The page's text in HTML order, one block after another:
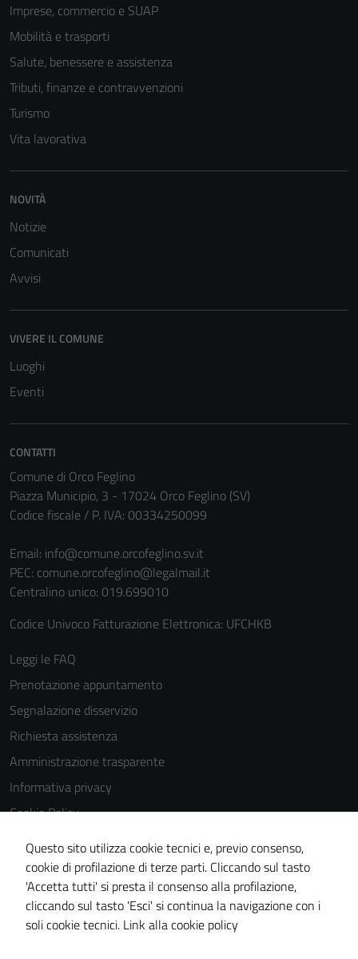
Imprese, commercio e SUAP
Mobilità e trasporti
Salute, benessere e assistenza
Tributi, finanze e contravvenzioni
Turismo
Vita lavorativa
NOVITÀ
Notizie
Comunicati
Avvisi
VIVERE IL COMUNE
Luoghi
Eventi
CONTATTI
Comune di Orco Feglino
Piazza Municipio, 3 - 17024 Orco Feglino (SV)
Codice fiscale / P. IVA: 00334250099
Email: info@comune.orcofeglino.sv.it
PEC: comune.orcofeglino@legalmail.it
Centralino unico: 019.699010
Codice Univoco Fatturazione Elettronica: UFCHKB
Leggi le FAQ
Prenotazione appuntamento
Segnalazione disservizio
Richiesta assistenza
Amministrazione trasparente
Informativa privacy
Cookie Policy
Note legali
Dichiarazione di accessibilità
Piano di miglioramento del sito
Statistiche sito web
Questo sito utilizza cookie tecnici e, previo consenso,
cookie di profilazione di terze parti. Cliccando sul tasto
'Accetta tutti' si presta il consenso alla profilazione,
cliccando sul tasto 'Esci' si continua la navigazione con i
soli cookie tecnici. Link alla cookie policy
Questi cookie
disabilitati.